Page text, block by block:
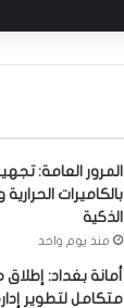
بالكاميرات الحرارية
الذكية
منذ يوم واحد
أمانة بغداد:
متكامل لتطوير